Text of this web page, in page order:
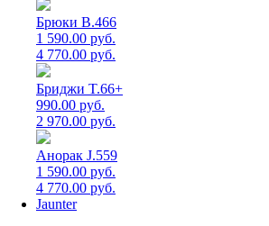
Брюки B.466
1 590.00 руб.
4 770.00 руб.
Бриджи T.66+
990.00 руб.
2 970.00 руб.
Анорак J.559
1 590.00 руб.
4 770.00 руб.
Jaunter